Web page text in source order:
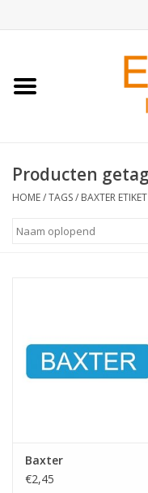
Home
Retail
Verzend-etiketten
Producten
HOME/TAGS/ BAXTER ETIKET
Baxter
€2,45